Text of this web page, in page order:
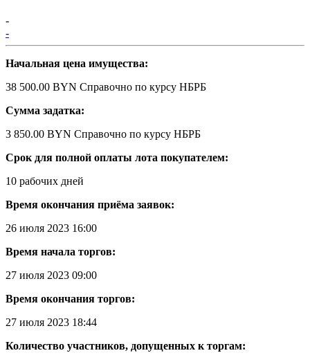
-
-
Начальная цена имущества:
38 500.00 BYN Справочно по курсу НБРБ
Сумма задатка:
3 850.00 BYN Справочно по курсу НБРБ
Срок для полной оплаты лота покупателем:
10 рабочих дней
Время окончания приёма заявок:
26 июля 2023 16:00
Время начала торгов:
27 июля 2023 09:00
Время окончания торгов:
27 июля 2023 18:44
Количество участников, допущенных к торгам: